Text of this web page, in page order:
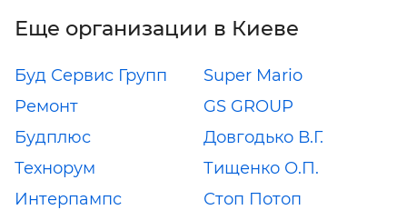
Еще организации в Киеве
Буд Сервис Групп
Super Mario
Ремонт
GS GROUP
Будплюс
Довгодько В.Г.
Технорум
Тищенко О.П.
Интерпампс
Стоп Потоп